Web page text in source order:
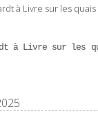
à Livre sur les